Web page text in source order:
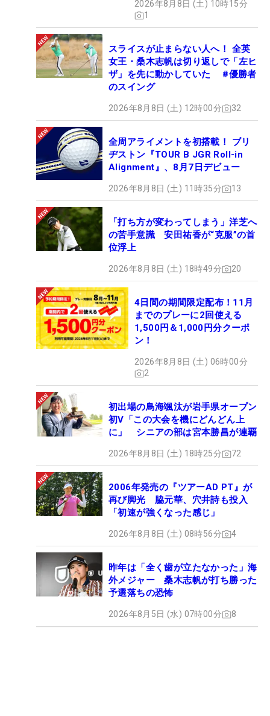
2026年8月8日 (土) 10時15分
1
スライスが止まらない人へ！ 全英
女王・桑木志帆は切り返しで「左ヒ
ザ」を先に動かしていた #優勝者
のスイング
2026年8月8日 (土) 12時00分 32
全周アライメントを初搭載！ ブリ
ヂストン『TOUR B JGR Roll-in
Alignment』、8月7日デビュー
2026年8月8日 (土) 11時35分 13
「打ち方が変わってしまう」洋芝へ
の苦手意識 安田祐香が“克服”の首
位浮上
2026年8月8日 (土) 18時49分 20
4日間の期間限定配布！11月
までのプレーに2回使える
1,500円＆1,000円分クーポ
ン！
2026年8月8日 (土) 06時00分
2
初出場の鳥海颯汰が岩手県オープン
初V「この大会を機にどんどん上
に」 シニアの部は宮本勝昌が連覇
2026年8月8日 (土) 18時25分 72
2006年発売の『ツアーAD PT』が
再び脚光 脇元華、穴井詩も投入
「初速が強くなった感じ」
2026年8月8日 (土) 08時56分 4
昨年は「全く歯が立たなかった」海
外メジャー 桑木志帆が打ち勝った
予選落ちの恐怖
2026年8月5日 (水) 07時00分 8